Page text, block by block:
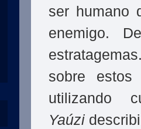
ser humano
enemigo.
sobre
utilizando
Yaúzi